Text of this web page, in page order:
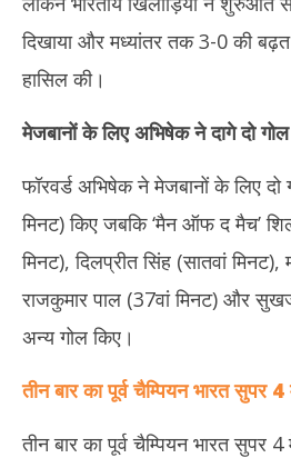
दिखाया और मध्यांतर तक 3-0 की
हासिल की।
मेजबानों के लिए अभिषेक ने दागे दो गोल
फॉरवर्ड अभिषेक ने मेजबानों के लिए
मिनट) किए जबकि ‘मैन ऑफ द मैच’
मिनट), दिलप्रीत सिंह (सातवां मिनट),
राजकुमार पाल (37वां मिनट) और
अन्य गोल किए।
तीन बार का पूर्व चैम्पियन भारत सुपर
तीन बार का पूर्व चैम्पियन भारत सुपर